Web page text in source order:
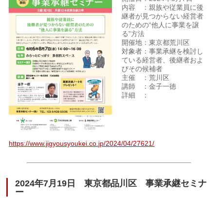
内容 ：親族や従業員に後
継者が見つからない経営者
のための“他人に事業を譲
る”方法
開催地：東京都荒川区
対象者：事業承継を検討し
ている経営者、後継者およ
びその候補者
主催 ：荒川区
講師 ：金子一徳
詳細 ：
https://www.jigyousyoukei.co.jp/2024/04/27621/
2024年7月19日 東京都品川区 事業承継セミナ
ー